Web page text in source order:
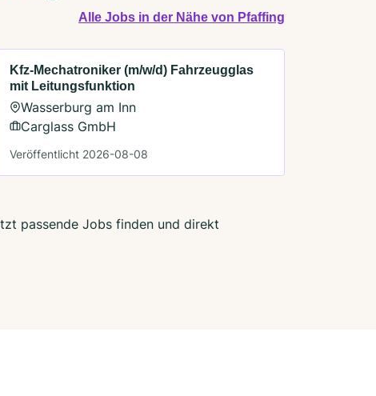
Alle Jobs in der Nähe von Pfaffing
Kfz-Mechatroniker (m/w/d) Fahrzeugglas
mit Leitungsfunktion
Wasserburg am Inn
Carglass GmbH
Veröffentlicht 2026-08-08
passende Jobs finden und direkt